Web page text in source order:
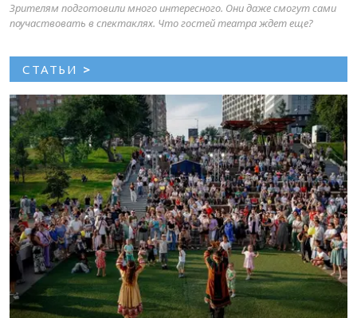
Зрителям подготовили много интересного. Они даже смогут сами
поучаствовать в спектаклях. Что гостей театра ждет еще?
СТАТЬИ >